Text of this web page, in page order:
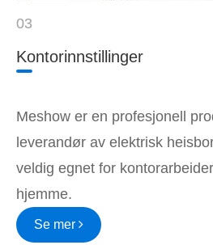
03
Kontorinnstillinger
Meshow er en profesjonell
leverandør av elektrisk
veldig egnet for
hjemme.
Se mer